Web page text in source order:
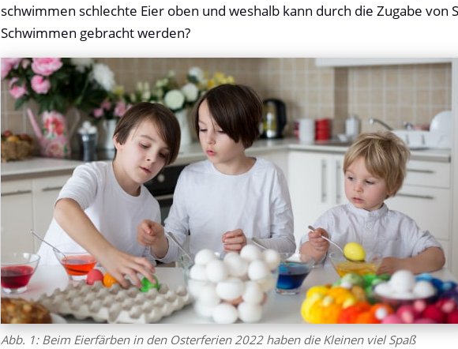
schwimmen schlechte Eier oben und weshalb kann durch die Zugabe von
Schwimmen gebracht werden?
Abb. 1: Beim Eierfärben in den Osterferien 2022 haben die Kleinen viel Spaß